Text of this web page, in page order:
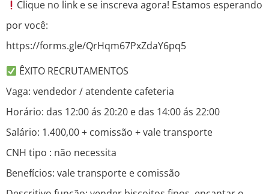
Clique no link e se inscreva agora! Estamos esperando
por você:
https://forms.gle/QrHqm67PxZdaY6pq5
ÊXITO RECRUTAMENTOS
Vaga: vendedor / atendente cafeteria
Horário: das 12:00 ás 20:20 e das 14:00 ás 22:00
Salário: 1.400,00 + comissão + vale transporte
CNH tipo : não necessita
Benefícios: vale transporte e comissão